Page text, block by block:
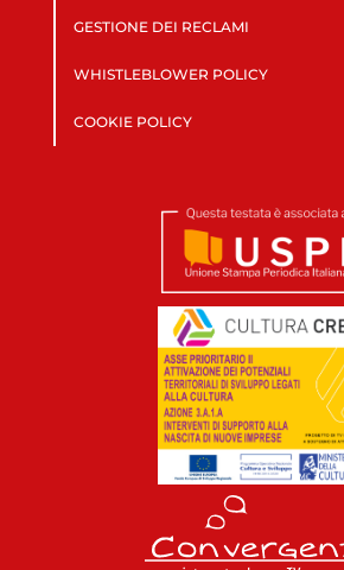
GESTIONE DEI RECLAMI
WHISTLEBLOWER POLICY
COOKIE POLICY